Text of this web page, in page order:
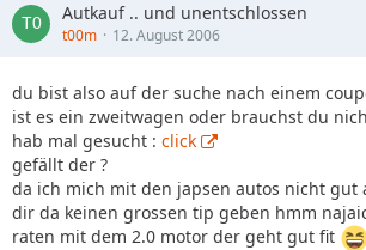
Autkauf .. und unentschlossen
t00m 12. August 2006
du bist also auf der suche nach einem
ist es ein zweitwagen oder brauchst du
hab mal gesucht : click
gefällt der ?
da ich mich mit den japsen autos nicht gut
dir da keinen grossen tip geben hmm
raten mit dem 2.0 motor der geht gut fit